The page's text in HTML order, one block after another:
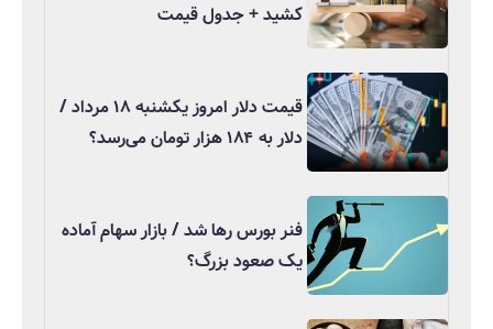
کشید + جدول قیمت
قیمت دلار امروز یکشنبه ۱۸ مرداد /
دلار به ۱۸۴ هزار تومان می‌رسد؟
فنر بورس رها شد / بازار سهام آماده
یک صعود بزرگ؟